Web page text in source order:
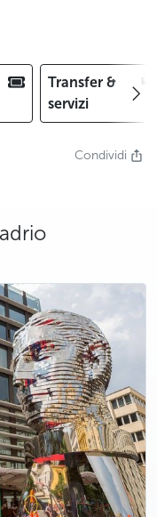
Transfer &
servizi
Condividi